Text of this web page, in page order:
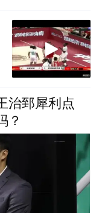
治郅犀利点
？